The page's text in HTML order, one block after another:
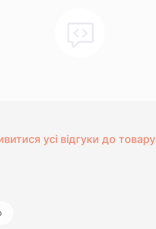
усі відгуки до товару